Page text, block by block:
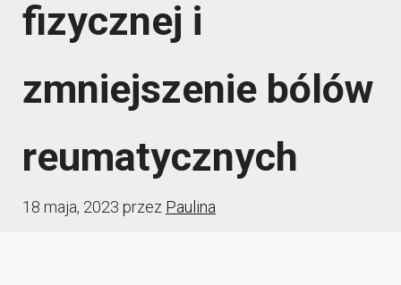
fizycznej i
zmniejszenie bólów
reumatycznych
18 maja, 2023 przez Paulina